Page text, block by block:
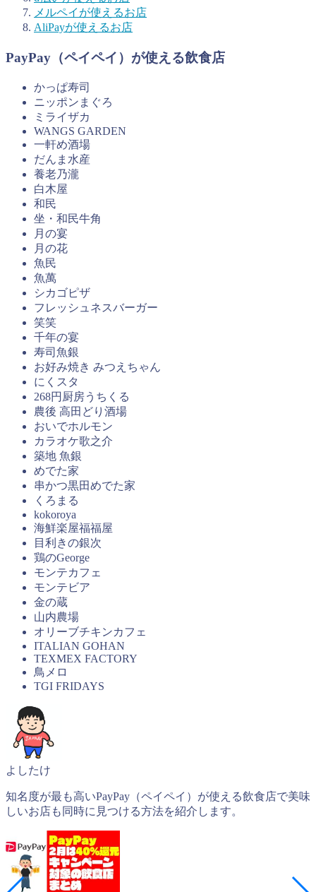
メルペイが使えるお店
AliPayが使えるお店
PayPay（ペイペイ）が使える飲食店
かっぱ寿司
ニッポンまぐろ
ミライザカ
WANGS GARDEN
一軒め酒場
だんま水産
養老乃瀧
白木屋
和民
坐・和民牛角
月の宴
月の花
魚民
魚萬
シカゴピザ
フレッシュネスバーガー
笑笑
千年の宴
寿司魚銀
お好み焼き みつえちゃん
にくスタ
268円厨房うちくる
農後 高田どり酒場
おいでホルモン
カラオケ歌之介
築地 魚銀
めでた家
串かつ黒田めでた家
くろまる
kokoroya
海鮮楽屋福福屋
目利きの銀次
鶏のGeorge
モンテカフェ
モンテビア
金の蔵
山内農場
オリーブチキンカフェ
ITALIAN GOHAN
TEXMEX FACTORY
鳥メロ
TGI FRIDAYS
よしたけ
知名度が最も高いPayPay（ペイペイ）が使える飲食店で美味
しいお店も同時に見つける方法を紹介します。